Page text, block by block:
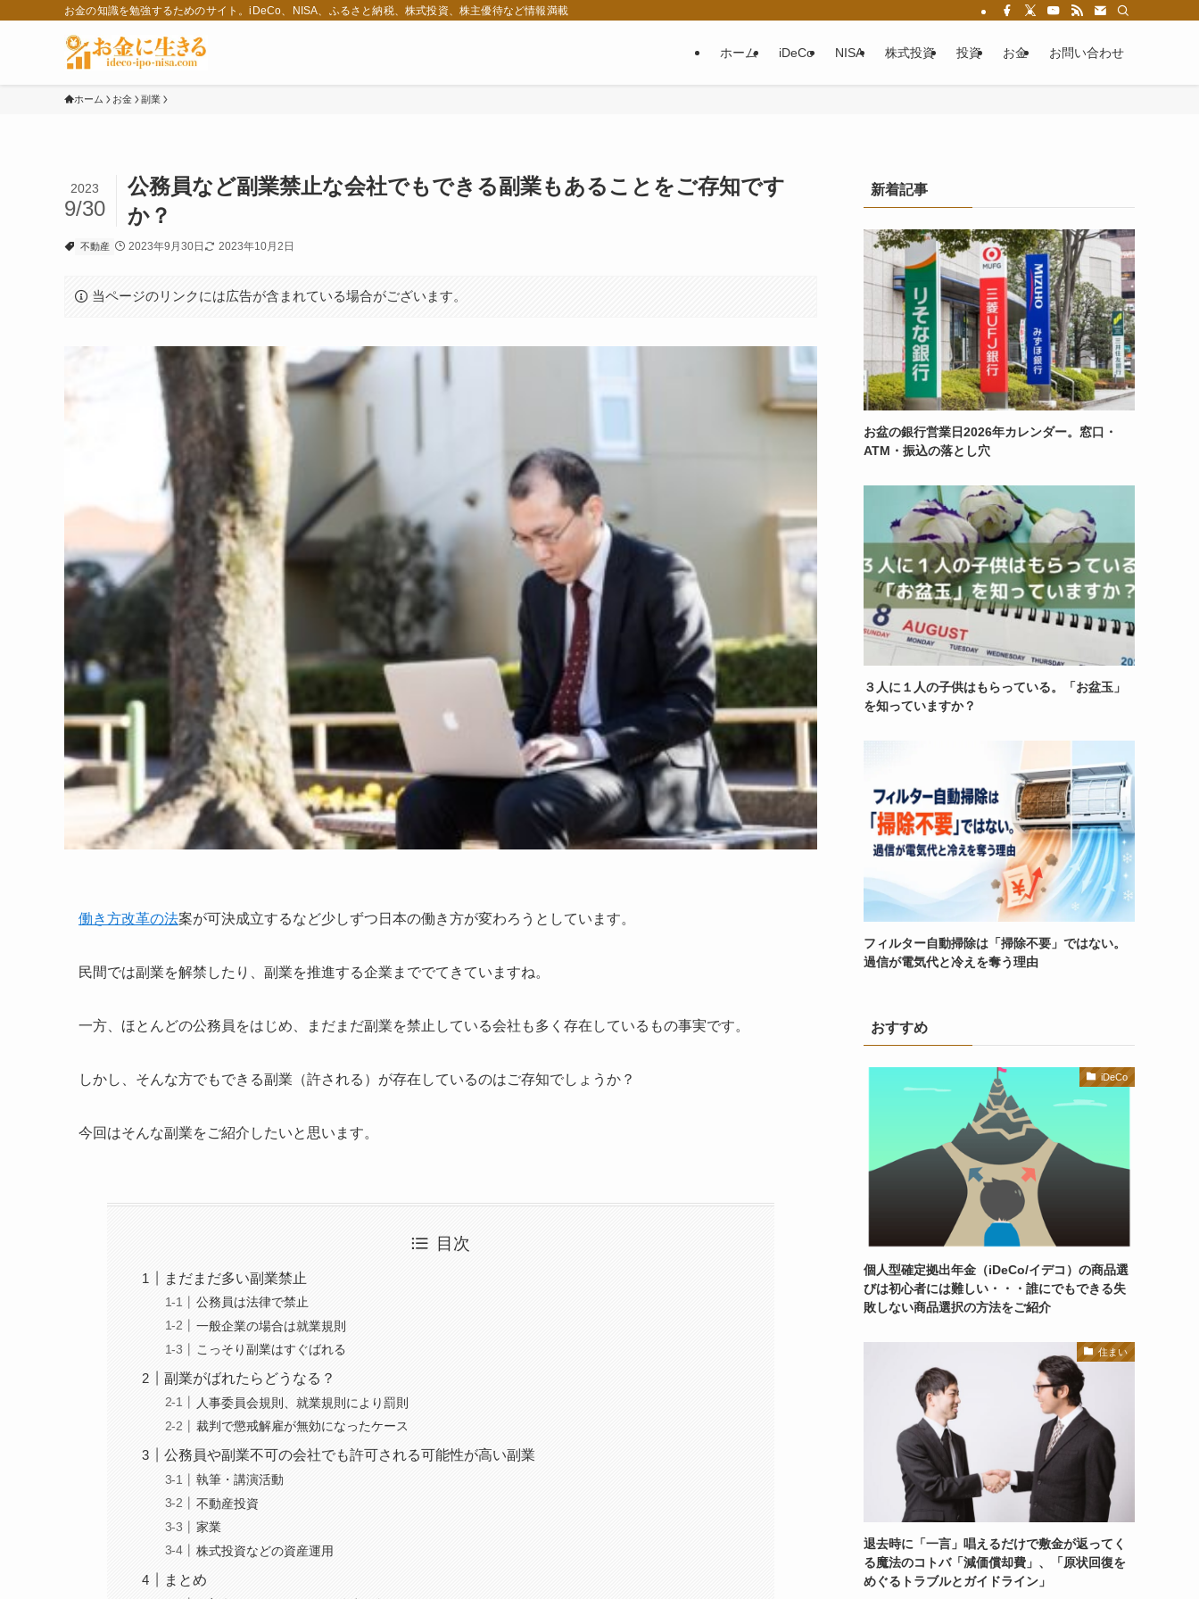
お金の知識を勉強するためのサイト。iDeCo、NISA、ふるさと納税、株式投資、株主優待など情報満載
ホーム iDeCo NISA 株式投資 投資 お金 お問い合わせ
ホーム お金 副業
公務員など副業禁止な会社でもできる副業もあることをご存知です
か？
2023
9/30
不動産 2023年9月30日 2023年10月2日
当ページのリンクには広告が含まれている場合がございます。
働き方改革の法案が可決成立するなど少しずつ日本の働き方が変わろうとしています。
民間では副業を解禁したり、副業を推進する企業まででてきていますね。
一方、ほとんどの公務員をはじめ、まだまだ副業を禁止している会社も多く存在しているもの事実です。
しかし、そんな方でもできる副業（許される）が存在しているのはご存知でしょうか？
今回はそんな副業をご紹介したいと思います。
目次
まだまだ多い副業禁止
公務員は法律で禁止
一般企業の場合は就業規則
こっそり副業はすぐばれる
副業がばれたらどうなる？
人事委員会規則、就業規則により罰則
裁判で懲戒解雇が無効になったケース
公務員や副業不可の会社でも許可される可能性が高い副業
執筆・講演活動
不動産投資
家業
株式投資などの資産運用
まとめ
新着記事
お盆の銀行営業日2026年カレンダー。窓口・
ATM・振込の落とし穴
３人に１人の子供はもらっている。「お盆玉」
を知っていますか？
フィルター自動掃除は「掃除不要」ではない。
過信が電気代と冷えを奪う理由
おすすめ
iDeCo
個人型確定拠出年金（iDeCo/イデコ）の商品選
びは初心者には難しい・・・誰にでもできる失
敗しない商品選択の方法をご紹介
住まい
退去時に「一言」唱えるだけで敷金が返ってく
る魔法のコトバ「減価償却費」、「原状回復を
めぐるトラブルとガイドライン」